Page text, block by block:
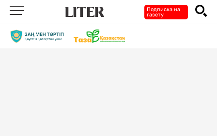
Подписка на
газету